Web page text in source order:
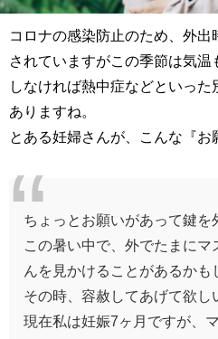
コロナの感染防止のため、外出
されていますがこの季節は気
しなければ熱中症などといっ
ありますね。
とある妊婦さんが、こんな『お
ちょっとお願いがあって鍵を
この暑い中で、外でたまにマ
んを見かけることがあるかも
その時、容赦してあげて欲し
現在私は妊娠7ヶ月ですが、